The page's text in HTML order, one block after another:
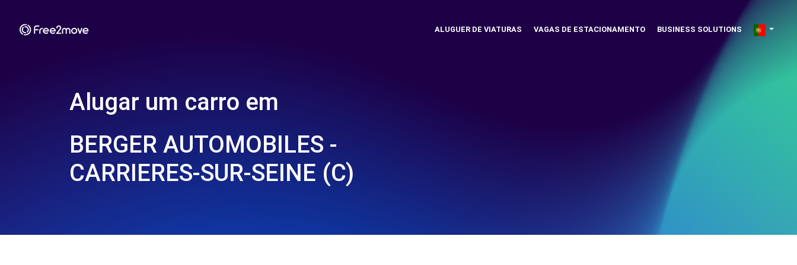
ALUGUER DE VIATURAS VAGAS DE ESTACIONAMENTO BUSINESS SOLUTIONS
Alugar um carro em
BERGER AUTOMOBILES -
CARRIERES-SUR-SEINE (C)